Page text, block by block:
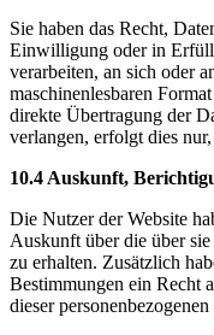
Sie haben das Recht,
Einwilligung oder in
verarbeiten, an sich oder
maschinenlesbaren
direkte Übertragung der
verlangen, erfolgt dies
10.4 Auskunft,
Die Nutzer der Website
Auskunft über die über sie
zu erhalten. Zusätzlich
Bestimmungen ein Recht
dieser